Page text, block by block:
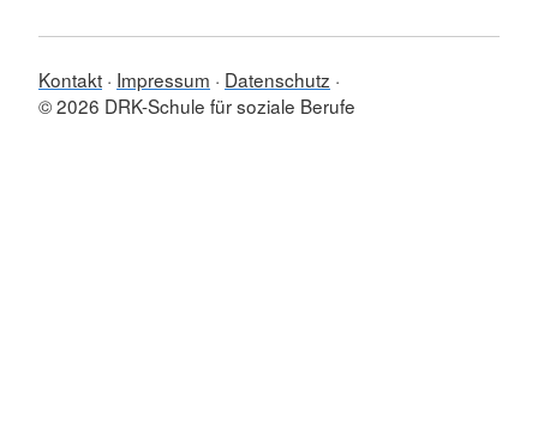
Kontakt Impressum
Datenschutz
© 2026 DRK-Schule für soziale Berufe